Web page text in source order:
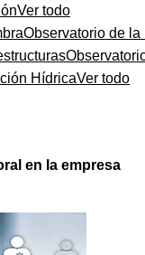
Ver todo
Observatorio de la
HídricaVer todo
en la empresa